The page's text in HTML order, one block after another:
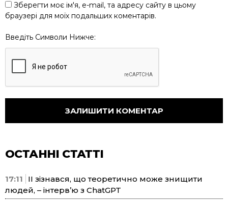
Зберегти моє ім'я, e-mail, та адресу сайту в цьому
браузері для моїх подальших коментарів.
Введіть Символи Нижче:
ОСТАННІ СТАТТІ
17:11
ІІ зізнався, що теоретично може знищити
людей, – інтерв’ю з ChatGPT